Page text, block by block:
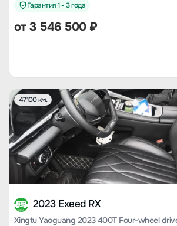
Гарантия 1 - 3 года
от3 546 500₽
47100 км.
2023 Exeed RX
Xingtu Yaoguang 2023 400T Four-wheel